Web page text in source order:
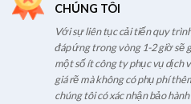
CHÚNG TÔI
Với sự liên tục cải tiến quy
đáp ứng trong vòng 1-2 giờ sẽ
một số ít công ty phục vụ dịch
giá rẽ mà không có phụ phí
chúng tôi có xác nhận bảo